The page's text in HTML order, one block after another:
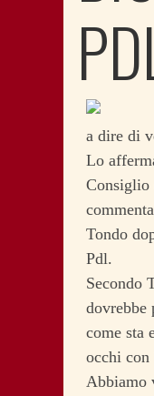
a dire di
Lo
Consiglio
Tondo
Pdl.
Secondo
dovrebbe
come sta
occhi con
Abbiamo